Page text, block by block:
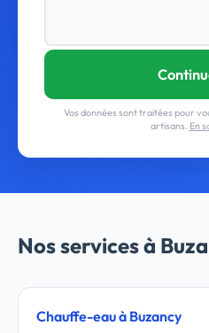
Vos données sont traitées pour
artisans. En
Nos services à
Chauffe-eau à Buzancy